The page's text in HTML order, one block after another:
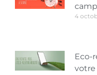
4
Eco-
votre